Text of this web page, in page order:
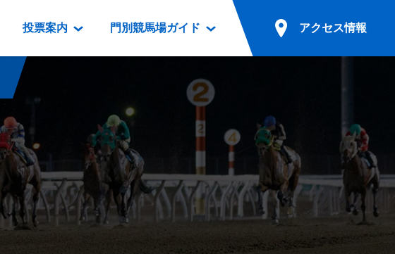
番組・級別表ダウンロード
開催カレンダー
重賞競走体系図
スタリオンシリーズ競走
ンツ
競走VTR
競走参考VTR
スダイジェスト
ダイジェスト
投票案内
電話・インターネット投票
場外発売所
実況・テレホンサービス
発売・払戻
門別競馬場ガイド
門別競馬場情報
別競馬場グルメ
とねっこジンギスカン
いずみ食堂
ルンビニフードカフェ
勝馬屋
アクセス情報
無料送迎バスでのご来場
公共の交通機関でのご来場